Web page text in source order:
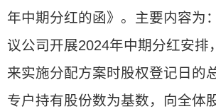
年中期分红的函》。主要内容为
议公司开展2024年中期分红安排
来实施分配方案时股权登记日的
专户持有股份数为基数，向全体